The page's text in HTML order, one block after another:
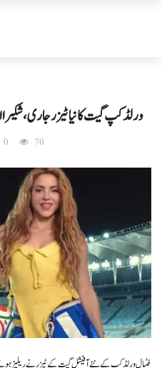
ورلڈ کپ گیت کا نیا ٹیزر جاری،
0 70
فٹبال ورلڈ کپ کے نئے آفیشل گیت کے ٹیزر نے ریلیز